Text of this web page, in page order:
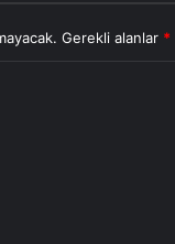
Gerekli alanlar *